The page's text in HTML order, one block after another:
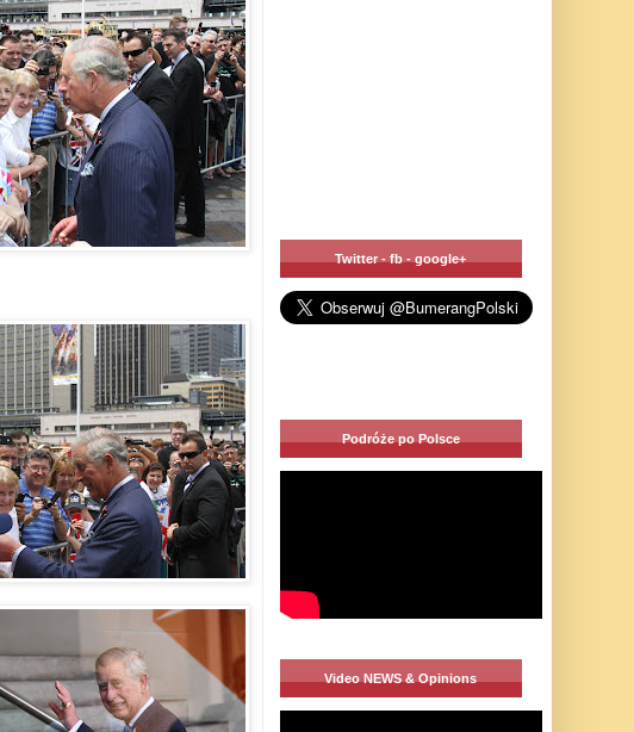
Twitter - fb - google+
Podróże po Polsce
Video NEWS & Opinions